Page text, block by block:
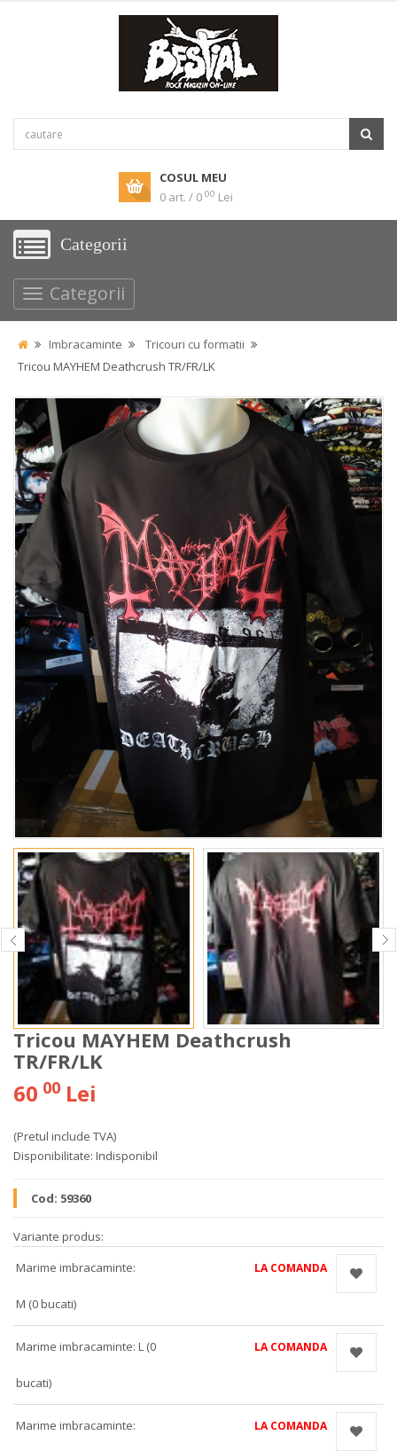
COSUL MEU
0 art. / 0 00 Lei
Categorii
Categorii
Imbracaminte
Tricouri cu formatii
Tricou MAYHEM Deathcrush TR/FR/LK
Tricou MAYHEM Deathcrush
TR/FR/LK
60 00 Lei
(Pretul include TVA)
Disponibilitate: Indisponibil
Cod: 59360
Variante produs:
Marime imbracaminte:
M (0 bucati)
LA COMANDA
Marime imbracaminte: L (0
bucati)
LA COMANDA
Marime imbracaminte: LA COMANDA